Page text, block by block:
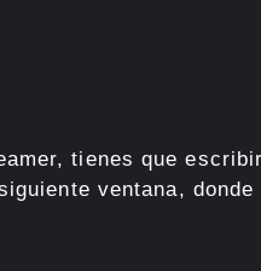
tienes que
ventana, donde